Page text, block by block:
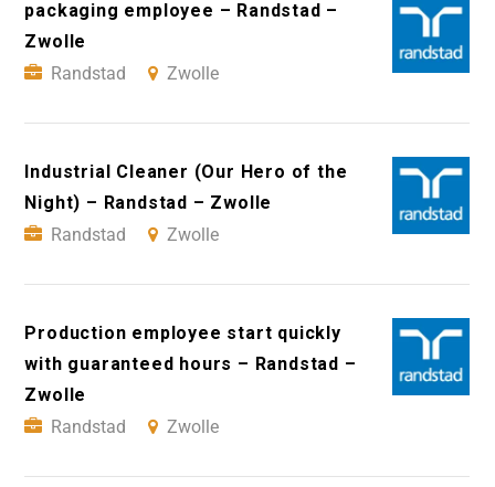
packaging employee – Randstad –
Zwolle
Randstad
Zwolle
Industrial Cleaner (Our Hero of the
Night) – Randstad – Zwolle
Randstad
Zwolle
Production employee start quickly
with guaranteed hours – Randstad –
Zwolle
Randstad
Zwolle